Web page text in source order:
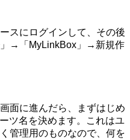
スにログインして、その後
」→「MyLinkBox」→新規作
面に進んだら、まずはじめ
ツ名を決めます。これはユ
管理用のものなので、何を